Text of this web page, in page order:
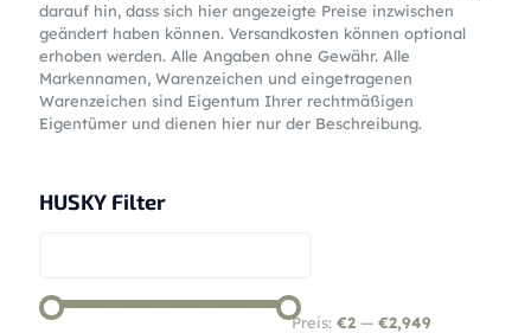
darauf hin, dass sich hier angezeigte Preise inzwischen
geändert haben können. Versandkosten können optional
erhoben werden. Alle Angaben ohne Gewähr. Alle
Markennamen, Warenzeichen und eingetragenen
Warenzeichen sind Eigentum Ihrer rechtmäßigen
Eigentümer und dienen hier nur der Beschreibung.
HUSKY Filter
Preis: €2 — €2,949